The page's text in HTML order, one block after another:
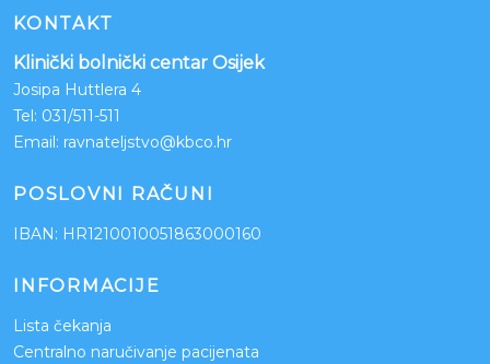
KONTAKT
Klinički bolnički centar Osijek
Josipa Huttlera 4
Tel: 031/511-511
Email: ravnateljstvo@kbco.hr
POSLOVNI RAČUNI
IBAN: HR1210010051863000160
INFORMACIJE
Lista čekanja
Centralno naručivanje pacijenata